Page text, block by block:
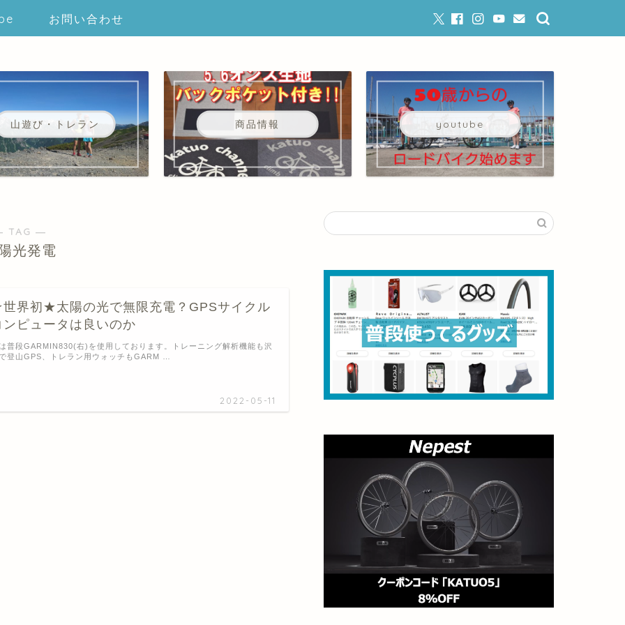
お問い合わせ
山遊び・トレラン 商品情報 youtube
TAG ―
光発電
界初★太陽の光で無限充電？GPSサイクル
ンピュータは良いのか
2022-05-11
普段GARMIN830(右)を使用しております。トレーニング解析機能も沢
登山GPS、トレラン用ウォッチもGARM …